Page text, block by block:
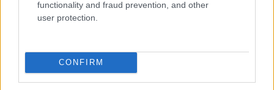
functionality and fraud prevention, and other
user protection.
CONFIRM
Delta Center
Meteo Olbia 9 agosto, temperature in calo